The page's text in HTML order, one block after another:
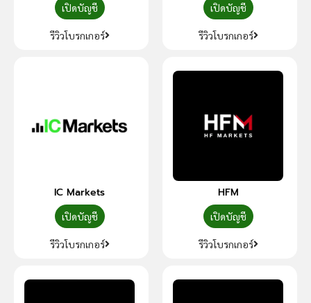
เปิดบัญชี
รีวิวโบรกเกอร์
เปิดบัญชี
รีวิวโบรกเกอร์
IC Markets
เปิดบัญชี
รีวิวโบรกเกอร์
HFM
เปิดบัญชี
รีวิวโบรกเกอร์